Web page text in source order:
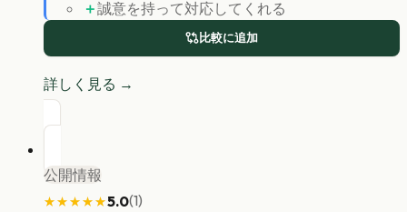
＋誠意を持って対応してくれる
比較に追加
詳しく見る →
公開情報
★★★★★
★★★★★5.0(1)